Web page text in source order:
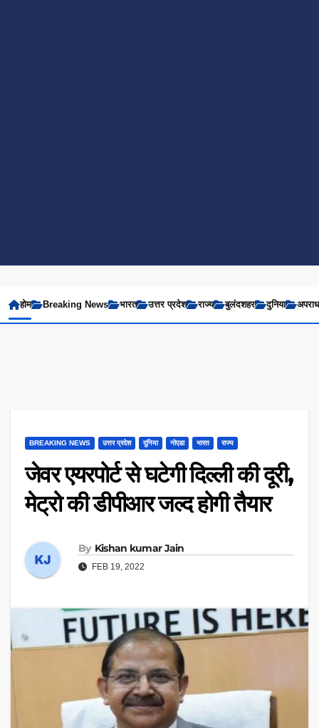
होम Breaking News भारत उत्तर प्रदेश राज्य बुलंदशहर दुनिया अपराध
BREAKING NEWS उत्तर प्रदेश दुनिया नोएडा भारत राज्य
जेवर एयरपोर्ट से घटेगी दिल्ली की दूरी,
मेट्रो की डीपीआर जल्द होगी तैयार
By Kishan kumar Jain
FEB 19, 2022